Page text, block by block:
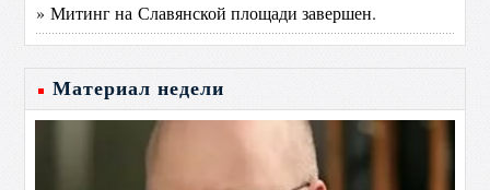
» Митинг на Славянской площади завершен.
Материал недели